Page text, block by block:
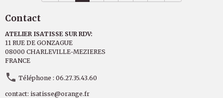
Contact
ATELIER ISATISSE SUR RDV:
11 RUE DE GONZAGUE
08000 CHARLEVILLE-MEZIERES
FRANCE
Téléphone : 06.27.35.43.60
contact: isatisse@orange.fr